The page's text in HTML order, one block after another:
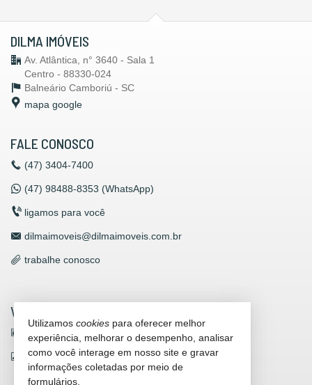
DILMA IMÓVEIS
Av. Atlântica, n° 3640 - Sala 1
Centro - 88330-024
Balneário Camboriú - SC
mapa google
FALE CONOSCO
(47) 3404-7400
(47) 98488-8353 (WhatsApp)
ligamos para você
dilmaimoveis@dilmaimoveis.com.br
trabalhe conosco
VEJA MAIS
receba nosso newsletter
indicadores financeiros
cadastre seu imóvel
Utilizamos cookies para oferecer melhor
experiência, melhorar o desempenho, analisar
como você interage em nosso site e gravar
informações coletadas por meio de
formulários.